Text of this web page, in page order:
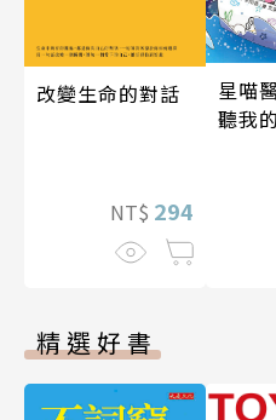
改變生命的對話
NT$ 294
星喵
聽我
精選好書